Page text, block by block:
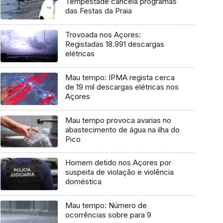
das Festas da Praia
Trovoada nos Açores:
Registadas 18.991 descargas
elétricas
Mau tempo: IPMA regista cerca
de 19 mil descargas elétricas nos
Açores
Mau tempo provoca avarias no
abastecimento de água na ilha do
Pico
Homem detido nos Açores por
suspeita de violação e violência
doméstica
Mau tempo: Número de
ocorrências sobre para 9